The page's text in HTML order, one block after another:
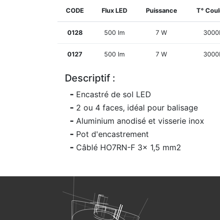
CODE Flux LED Puissance T°
0128 500 lm 7 W
0127 500 lm 7 W
Descriptif :
Encastré de sol LED
2 ou 4 faces, idéal pour balisage
Aluminium anodisé et visserie inox
Pot d'encastrement
Câblé HO7RN-F 3x 1,5 mm2